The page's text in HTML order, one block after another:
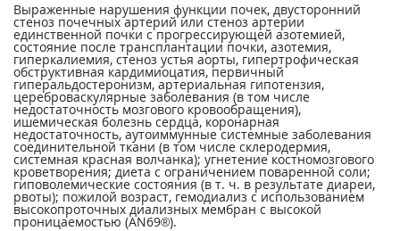
Выраженные нарушения функции почек, двусторонний
стеноз почечных артерий или стеноз артерии
единственной почки с прогрессирующей азотемией,
состояние после трансплантации почки, азотемия,
гиперкалиемия, стеноз устья аорты, гипертрофическая
обструктивная кардимиоцатия, первичный
гиперальдостеронизм, артериальная гипотензия,
цереброваскулярные заболевания (в том числе
недостаточность мозгового кровообращения),
ишемическая болезнь сердца, коронарная
недостаточность, аутоиммунные системные заболевания
соединительной ткани (в том числе склеродермия,
системная красная волчанка); угнетение костномозгового
кроветворения; диета с ограничением поваренной соли;
гиповолемические состояния (в т. ч. в результате диареи,
рвоты); пожилой возраст, гемодиализ с использованием
высокопроточных диализных мембран с высокой
проницаемостью (AN69®).